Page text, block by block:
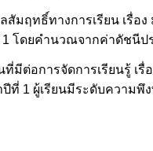
สัมฤทธิ์ทางการเรียน เรื่
โดยคำนวณจากค่าดัชนีป
มีต่อการจัดการเรียนรู้ เ
1 ผู้เรียนมีระดับความพึ